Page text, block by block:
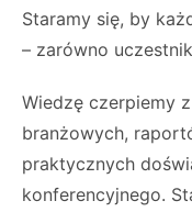
Staramy się, by
– zarówno
Wiedzę czerpiemy
branżowych,
praktycznych
konferencyjnego.